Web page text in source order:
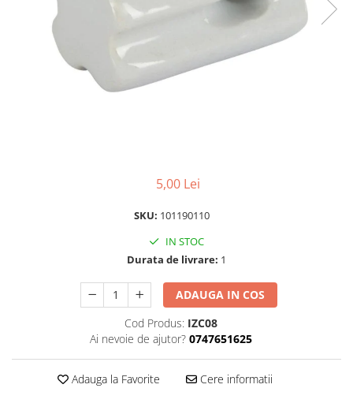
Testere pentru Gard Electric
Împământare Gard Electric
Întinzător Gard Electric
5,00 Lei
SKU: 101190110
IN STOC
Durata de livrare: 1
ADAUGA IN COS
Cod Produs: IZC08
Ai nevoie de ajutor? 0747651625
Adauga la Favorite Cere informatii